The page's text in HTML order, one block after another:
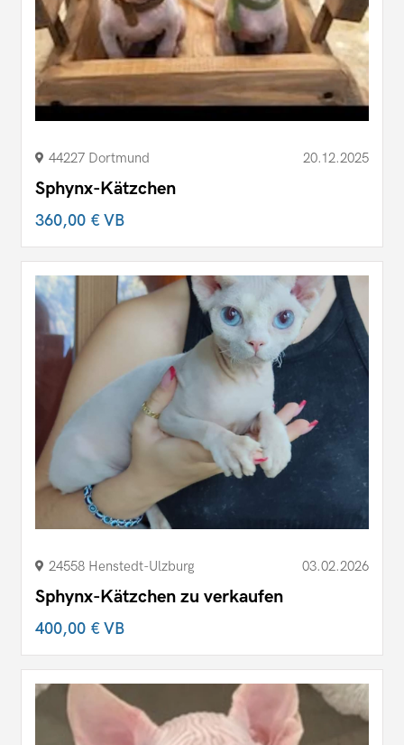
44227 Dortmund 20.12.2025
Sphynx-Kätzchen
360,00 €VB
24558 Henstedt-Ulzburg 03.02.2026
Sphynx-Kätzchen zu verkaufen
400,00 €VB